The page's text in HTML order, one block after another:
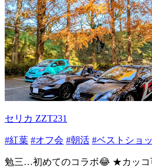
セリカ ZZT231
#紅葉 #オフ会 #朝活 #ベストショ
勉三…初めてのコラボ😂 ★カッ